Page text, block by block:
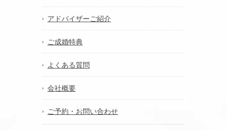
アドバイザーご紹介
ご成婚特典
よくある質問
会社概要
ご予約・お問い合わせ